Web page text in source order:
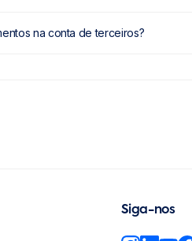
na conta de terceiros?
Siga-nos